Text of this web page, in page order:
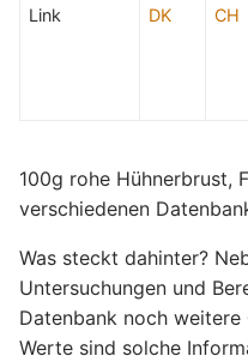
Link DK CH
100g rohe Hühnerbrust,
verschiedenen
Was steckt dahinter?
Untersuchungen und
Datenbank noch weitere
Werte sind solche